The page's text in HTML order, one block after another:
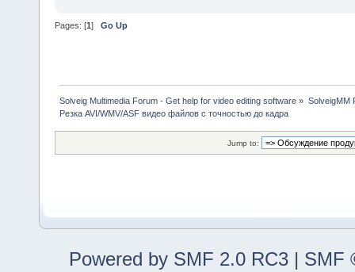
Pages: [1 ] Go Up
Solveig Multimedia Forum - Get help for video editing software » SolveigMM
Резка AVI/WMV/ASF видео файлов с точностью до кадра
Jump to:
Powered by SMF 2.0 RC3 | SMF